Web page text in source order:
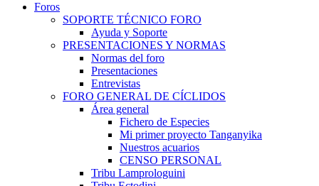
Foros
SOPORTE TÉCNICO FORO
Ayuda y Soporte
PRESENTACIONES Y NORMAS
Normas del foro
Presentaciones
Entrevistas
FORO GENERAL DE CÍCLIDOS
Área general
Fichero de Especies
Mi primer proyecto Tanganyika
Nuestros acuarios
CENSO PERSONAL
Tribu Lamprologuini